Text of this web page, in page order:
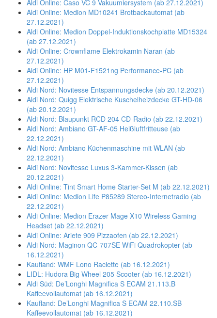
Aldi Online: Caso VC 9 Vakuumiersystem (ab 27.12.2021)
Aldi Online: Medion MD10241 Brotbackautomat (ab
27.12.2021)
Aldi Online: Medion Doppel-Induktionskochplatte MD15324
(ab 27.12.2021)
Aldi Online: Crownflame Elektrokamin Naran (ab
27.12.2021)
Aldi Online: HP M01-F1521ng Performance-PC (ab
27.12.2021)
Aldi Nord: Novitesse Entspannungsdecke (ab 20.12.2021)
Aldi Nord: Quigg Elektrische Kuschelheizdecke GT-HD-06
(ab 20.12.2021)
Aldi Nord: Blaupunkt RCD 204 CD-Radio (ab 22.12.2021)
Aldi Nord: Ambiano GT-AF-05 Heißluftfritteuse (ab
22.12.2021)
Aldi Nord: Ambiano Küchenmaschine mit WLAN (ab
22.12.2021)
Aldi Nord: Novitesse Luxus 3-Kammer-Kissen (ab
20.12.2021)
Aldi Online: Tint Smart Home Starter-Set M (ab 22.12.2021)
Aldi Online: Medion Life P85289 Stereo-Internetradio (ab
22.12.2021)
Aldi Online: Medion Erazer Mage X10 Wireless Gaming
Headset (ab 22.12.2021)
Aldi Online: Ariete 909 Pizzaofen (ab 22.12.2021)
Aldi Nord: Maginon QC-707SE WiFi Quadrokopter (ab
16.12.2021)
Kaufland: WMF Lono Raclette (ab 16.12.2021)
LIDL: Hudora Big Wheel 205 Scooter (ab 16.12.2021)
Aldi Süd: De’Longhi Magnifica S ECAM 21.113.B
Kaffeevollautomat (ab 16.12.2021)
Kaufland: De’Longhi Magnifica S ECAM 22.110.SB
Kaffeevollautomat (ab 16.12.2021)